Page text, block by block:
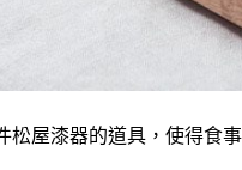
松屋漆器的道具，使得食